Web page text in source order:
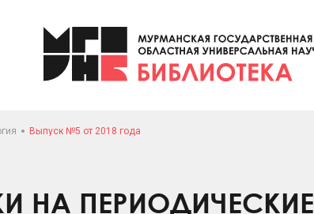
Выпуск №5 от 2018 года
НА ПЕРИОДИЧЕСКИЕ